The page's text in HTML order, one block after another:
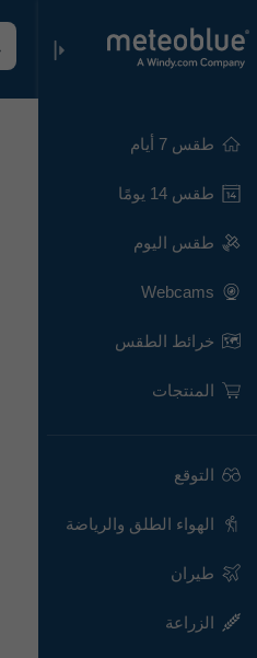
طقس 7 أيام
طقس 14 يومًا
طقس اليوم
Webcams
خرائط الطقس
المنتجات
التوقع
الهواء الطلق والرياضة
طيران
الزراعة